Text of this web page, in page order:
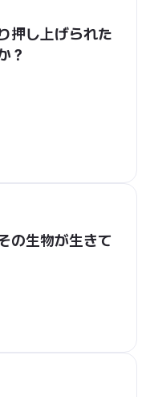
押し上げられた
？
の生物が生きて